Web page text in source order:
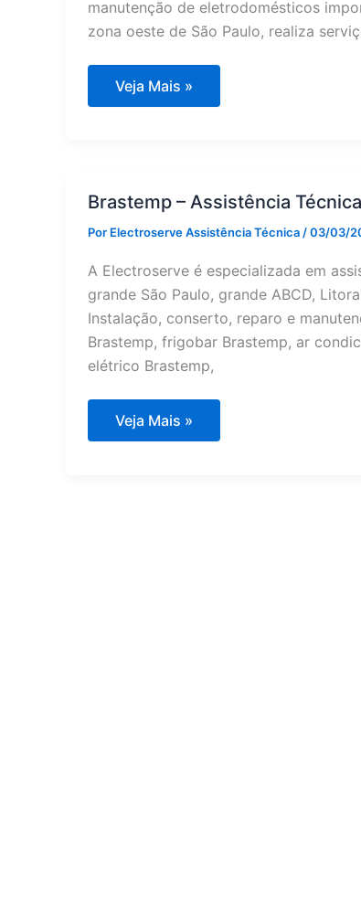
manutenção de eletrodomésticos
zona oeste de São Paulo, realiza
Assistência
técnica
Veja Mais »
Brastemp – Assistência
Por Electroserve Assistência Técnica/03/03/
A Electroserve é especializada em
grande São Paulo, grande ABCD,
Instalação, conserto, reparo e
Brastemp, frigobar Brastemp, ar
elétrico Brastemp,
Brastemp
Veja Mais »